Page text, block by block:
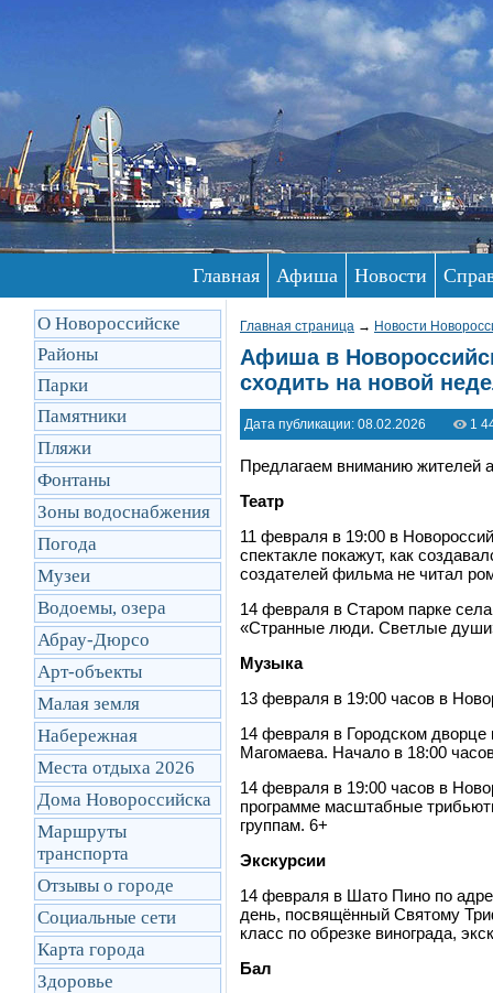
Главная Афиша Новости
О Новороссийске
Районы
Парки
Памятники
Пляжи
Фонтаны
Зоны водоснабжения
Погода
Музеи
Водоемы, озера
Абрау-Дюрсо
Арт-объекты
Малая земля
Набережная
Места отдыха 2026
Дома Новороссийска
Маршруты
транcпорта
Отзывы о городе
Социальные сети
Карта города
Здоровье
Главная страница → Новости
Афиша в
сходить на новой
Дата публикации: 08.02.2026 1
Предлагаем вниманию жителей
Театр
11 февраля в 19:00 в
спектакле покажут, как
создателей фильма не читал
14 февраля в Старом парке
«Странные люди. Светлые
Музыка
13 февраля в 19:00 часов в
14 февраля в Городском
Магомаева. Начало в 18:00
14 февраля в 19:00 часов в
программе масштабные
группам. 6+
Экскурсии
14 февраля в Шато Пино по
день, посвящённый Святому
класс по обрезке винограда,
Бал